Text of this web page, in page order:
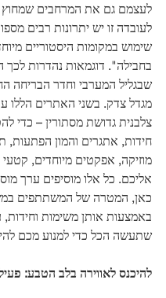
לעצמם גם את המרחבים שמחוץ
לעובדה זו יש יתרונות רבים
שימוש במקומות היסטוריים
בחבילה". דוגמאות נהדרות
מגדל צדק. בשני האתרים הללו
צלבנית גדושת מסתורין – כדי
חידות, אתגרים והמון הפתעות,
מוזיקה, אפקטים מיוחדים, קטעי
אליכם. כל אלו מוסיפים ערך
כאן, המטרה של המשתתפים
באמצעות אותן משימות
שתעשה הכל כדי למנוע מכם
להיכנס לאווירה בלב הטבע: